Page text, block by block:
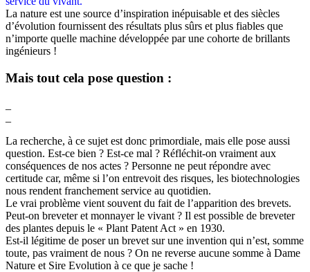
La nature est une source d’inspiration inépuisable et des siècles
d’évolution fournissent des résultats plus sûrs et plus fiables que
n’importe quelle machine développée par une cohorte de brillants
ingénieurs !
Mais tout cela pose question :
La recherche, à ce sujet est donc primordiale, mais elle pose aussi
question. Est-ce bien ? Est-ce mal ? Réfléchit-on vraiment aux
conséquences de nos actes ? Personne ne peut répondre avec
certitude car, même si l’on entrevoit des risques, les biotechnologies
nous rendent franchement service au quotidien.
Le vrai problème vient souvent du fait de l’apparition des brevets.
Peut-on breveter et monnayer le vivant ? Il est possible de breveter
des plantes depuis le « Plant Patent Act » en 1930.
Est-il légitime de poser un brevet sur une invention qui n’est, somme
toute, pas vraiment de nous ? On ne reverse aucune somme à Dame
Nature et Sire Evolution à ce que je sache !